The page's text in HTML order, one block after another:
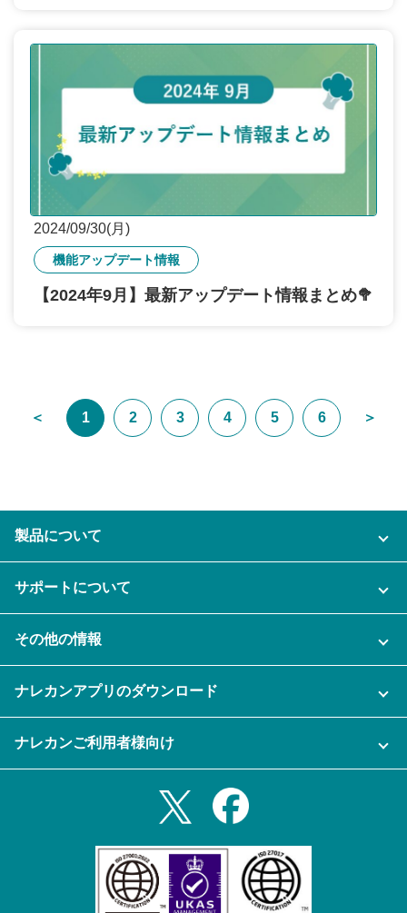
2024/09/30(月)
機能アップデート情報
【2024年9月】最新アップデート情報まとめ🥦
＜ 1 2 3 4 5 6 ＞
製品について
ご利用企業様の声
セキュリティ
資料をダウンロードする
メール自動転送機能
ナレカンの紹介動画
サポートについて
充実サポート
その他の情報
セミナー一覧
プライバシーポリシー
ナレカンアプリのダウンロード
Androidタブレットアプリ
ナレカンご利用者様向け